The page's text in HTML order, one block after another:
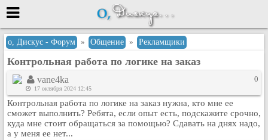
Меню
или войти через
Вход с 7ooo.ru
Регистрация
о, Дискус - Форум » Общение » Рекламщики
Контрольная работа по логике на заказ
vane4ka
17 октября 2024 12:45
0
Контрольная работа по логике на заказ нужна, кто мне ее
сможет выполнить? Ребята, если опыт есть, подскажите срочно,
куда мне стоит обращаться за помощью? Сдавать на днях надо,
а у меня ее нет...